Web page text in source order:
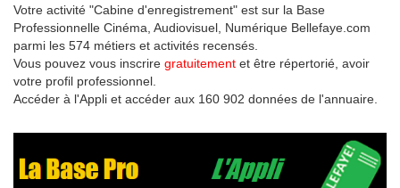
Votre activité "Cabine d'enregistrement" est sur la Base
Professionnelle Cinéma, Audiovisuel, Numérique Bellefaye.com
parmi les 574 métiers et activités recensés.
Vous pouvez vous inscrire gratuitement et être répertorié, avoir
votre profil professionnel.
Accéder à l'Appli et accéder aux 160 902 données de l'annuaire.